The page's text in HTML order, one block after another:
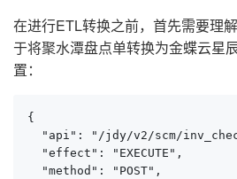
在进行ETL转换之前，首先需要理
于将聚水潭盘点单转换为金蝶云星
置：
{
"api": "/jdy/v2/scm/
  "effect": "EXECUTE",
  "method": "POST",